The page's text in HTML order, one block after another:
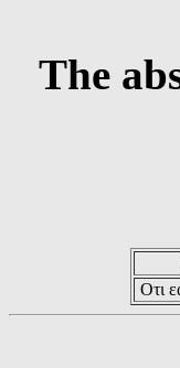
The
Οτι